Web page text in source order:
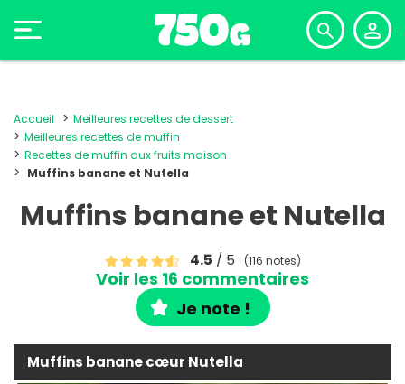
Accueil
Meilleures recettes de dessert
Meilleures recettes de muffin
Recettes de muffin aux fruits maison
Muffins banane et Nutella
Muffins banane et Nutella
4.5 / 5 (116 notes)
Voir les 16 commentaires
Je note !
Muffins banane cœur Nutella